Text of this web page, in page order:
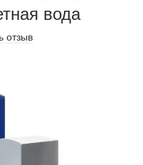
вода
отзыв